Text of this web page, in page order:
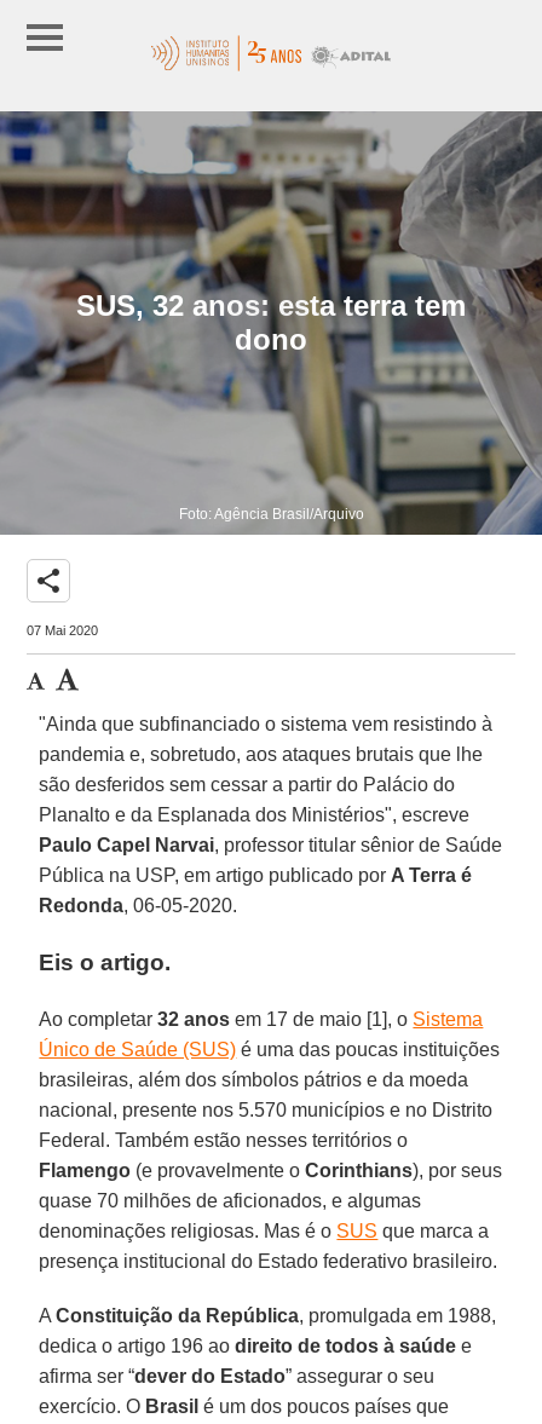
SUS, 32 anos: esta terra tem
dono
Foto: Agência Brasil/Arquivo
share
07 Mai 2020
"Ainda que subfinanciado o sistema vem resistindo à
pandemia e, sobretudo, aos ataques brutais que lhe
são desferidos sem cessar a partir do Palácio do
Planalto e da Esplanada dos Ministérios", escreve
Paulo Capel Narvai, professor titular sênior de Saúde
Pública na USP, em artigo publicado por A Terra é
Redonda, 06-05-2020.
Eis o artigo.
Ao completar32 anos em 17 de maio [1], o Sistema
Único de Saúde (SUS) é uma das poucas instituições
brasileiras, além dos símbolos pátrios e da moeda
nacional, presente nos 5.570 municípios e no Distrito
Federal. Também estão nesses territórios o
Flamengo (e provavelmente oCorinthians), por seus
quase 70 milhões de aficionados, e algumas
denominações religiosas. Mas é o SUS que marca a
presença institucional do Estado federativo brasileiro.
AConstituição da República, promulgada em 1988,
dedica o artigo 196 aodireito de todos à saúde e
afirma ser “dever do Estado” assegurar o seu
exercício. O Brasil é um dos poucos países que